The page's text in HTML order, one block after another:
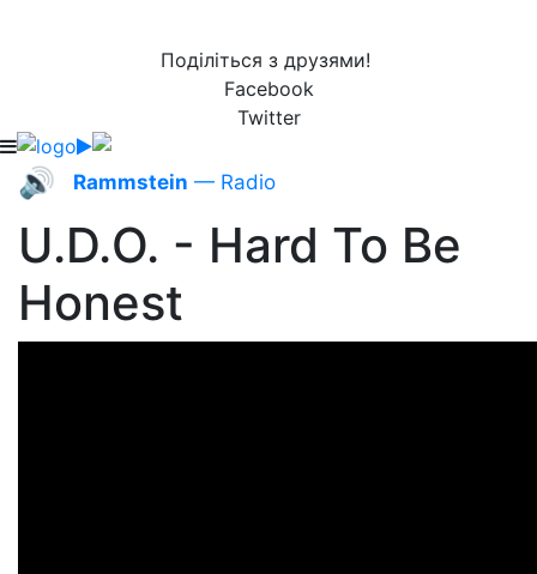
Поділіться з друзями!
Facebook
Twitter
🔊 Rammstein — Radio
U.D.O. - Hard To Be
Honest